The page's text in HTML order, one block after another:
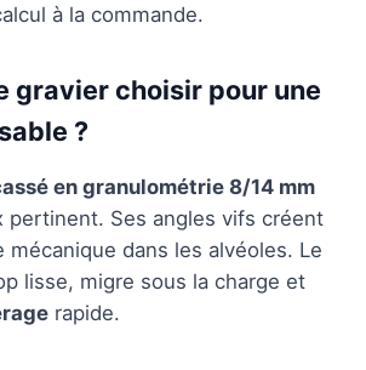
à la commande.
gravier choisir pour une
?
en granulométrie 8/14 mm
pertinent. Ses angles vifs créent
mécanique dans les alvéoles. Le
lisse, migre sous la charge et
rapide.